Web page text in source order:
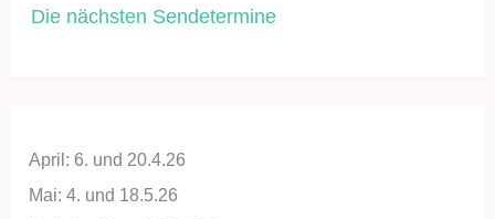
Die nächsten Sendetermine
April: 6. und 20.4.26
Mai: 4. und 18.5.26